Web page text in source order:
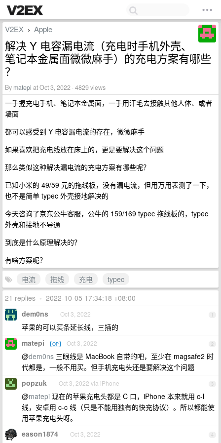
V2EX › Apple
解决 Y 电容漏电流（充电时手机外壳、
笔记本金属面微微麻手）的充电方案有哪些
？
By matepi at Oct 3, 2022 · 4829 views
一手握充电手机、笔记本金属面，一手用汗毛去接触其他人体、或者
墙面
都可以感受到 Y 电容漏电流的存在，微微麻手
如果喜欢把充电线放在床上的，更是要解决这个问题
那么类似这种解决漏电流的充电方案有哪些呢？
已知小米的 49/59 元的拖线板，没有漏电流，但用万用表测了一下，
也不是简单 typec 外壳接地解决的
今天咨询了京东公牛客服，公牛的 159/169 typec 拖线板的，typec
外壳和接地不导通
到底是什么原理解决的？
有啥方案呢？
电流
拖线 充电
typec
21 replies • 2022-10-05 17:34:18 +08:00
1
dem0ns Oct 3, 2022
苹果的可以买条延长线，三插的
2
matepi OP Oct 3, 2022
@dem0ns 三眼线是 MacBook 自带的吧，至少在 magsafe2 时
代都是，一般不用买。但手机充电头还是要解决这个问题
3
popzuk Oct 3, 2022 via iPhone
@matepi 现在的苹果充电头都是 C 口，iPhone 本来就用 c-l
线，安卓用 c-c 线（只是不能用独有的快充协议）。所以都能使
用苹果充电头呀。
4
eason1874 Oct 3, 2022